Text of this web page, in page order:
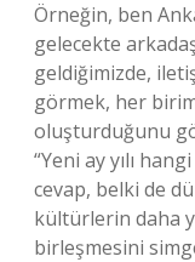
Örneğin, ben
gelecekte
geldiğimizde,
görmek, her
oluşturduğunu
“Yeni ay yılı
cevap, belki de
kültürlerin daha
birleşmesini